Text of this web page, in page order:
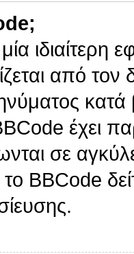
από τον
έχει
σε
BBCode